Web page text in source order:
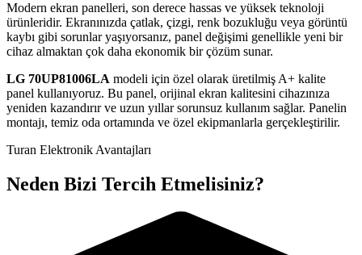
Modern ekran panelleri, son derece hassas ve yüksek teknoloji
ürünleridir. Ekranınızda çatlak, çizgi, renk bozukluğu veya görüntü
kaybı gibi sorunlar yaşıyorsanız, panel değişimi genellikle yeni bir
cihaz almaktan çok daha ekonomik bir çözüm sunar.
LG 70UP81006LA modeli için özel olarak üretilmiş A+ kalite
panel kullanıyoruz. Bu panel, orijinal ekran kalitesini cihazınıza
yeniden kazandırır ve uzun yıllar sorunsuz kullanım sağlar. Panelin
montajı, temiz oda ortamında ve özel ekipmanlarla gerçekleştirilir.
Turan Elektronik Avantajları
Neden Bizi Tercih Etmelisiniz?